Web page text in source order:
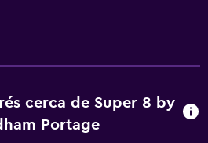
cerca de Super 8 by
Portage